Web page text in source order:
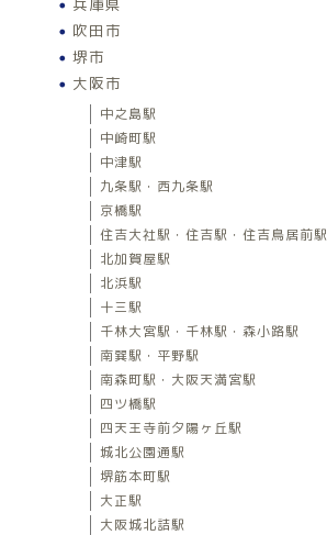
吹田市
堺市
大阪市
中之島駅
中崎町駅
中津駅
九条駅・西九条駅
京橋駅
住吉大社駅・住吉駅・住吉鳥居前駅
北加賀屋駅
北浜駅
十三駅
千林大宮駅・千林駅・森小路駅
南巽駅・平野駅
南森町駅・大阪天満宮駅
四ツ橋駅
四天王寺前夕陽ヶ丘駅
城北公園通駅
堺筋本町駅
大正駅
大阪城北詰駅